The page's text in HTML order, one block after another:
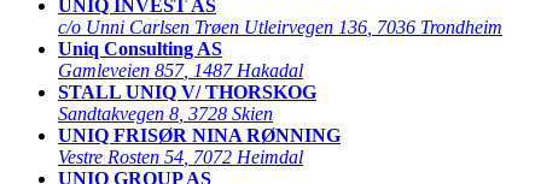
UNIQ INVEST AS
c/o Unni Carlsen Trøen Utleirvegen 136 7036 Trondheim
Uniq Consulting AS
Gamleveien 857, 1487 Hakadal
STALL UNIQ V/ THORSKOG
Sandtakvegen 8 3728 Skien
UNIQ FRISØR NINA RØNNING
Vestre Rosten 54 7072 Heimdal
UNIQ GROUP AS